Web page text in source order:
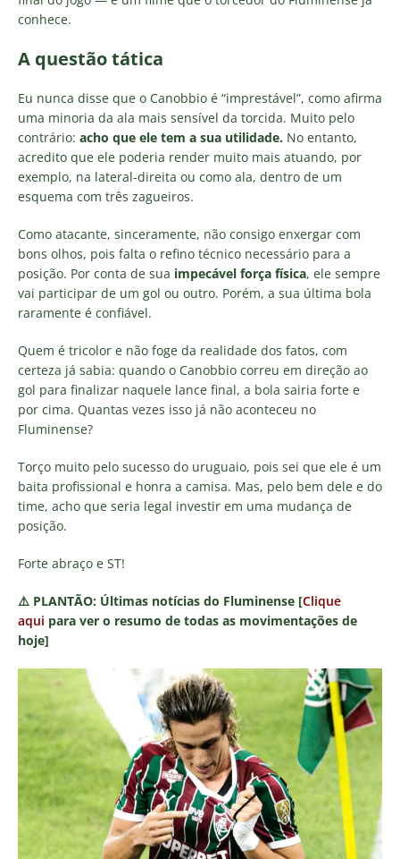
conhece.
A questão tática
Eu nunca disse que o Canobbio é “imprestável”, como afirma
uma minoria da ala mais sensível da torcida. Muito pelo
contrário: acho que ele tem a sua utilidade. No entanto,
acredito que ele poderia render muito mais atuando, por
exemplo, na lateral-direita ou como ala, dentro de um
esquema com três zagueiros.
Como atacante, sinceramente, não consigo enxergar com
bons olhos, pois falta o refino técnico necessário para a
posição. Por conta de sua impecável força física, ele sempre
vai participar de um gol ou outro. Porém, a sua última bola
raramente é confiável.
Quem é tricolor e não foge da realidade dos fatos, com
certeza já sabia: quando o Canobbio correu em direção ao
gol para finalizar naquele lance final, a bola sairia forte e
por cima. Quantas vezes isso já não aconteceu no
Fluminense?
Torço muito pelo sucesso do uruguaio, pois sei que ele é um
baita profissional e honra a camisa. Mas, pelo bem dele e do
time, acho que seria legal investir em uma mudança de
posição.
Forte abraço e ST!
⚠️ PLANTÃO: Últimas notícias do Fluminense [Clique
aqui para ver o resumo de todas as movimentações de
hoje]